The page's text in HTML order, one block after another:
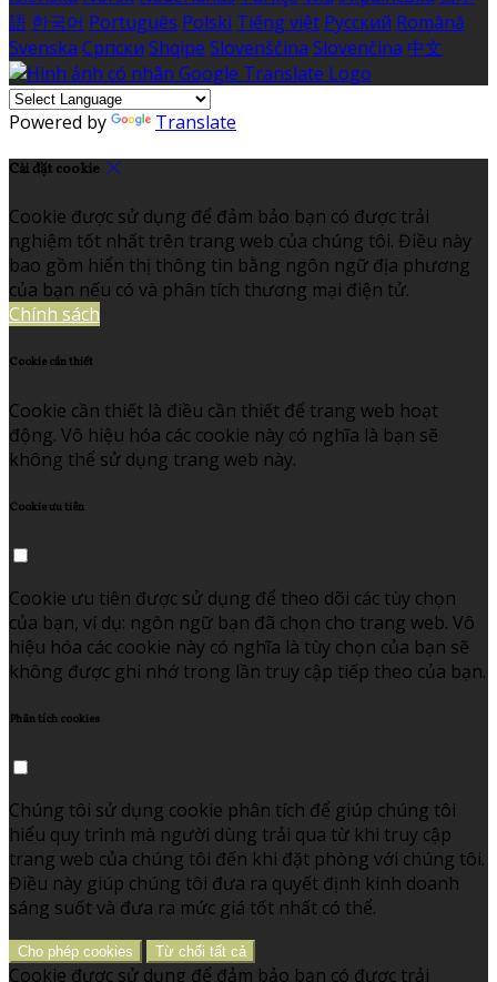
語 한국어 Português Polski Tiếng việt Русский Română
Svenska Српски Shqipe Slovenščina Slovenčina 中文
Powered by Translate
Cài đặt cookie
Cookie được sử dụng để đảm bảo bạn có được trải
nghiệm tốt nhất trên trang web của chúng tôi. Điều này
bao gồm hiển thị thông tin bằng ngôn ngữ địa phương
của bạn nếu có và phân tích thương mại điện tử.
Chính sách
Cookie cần thiết
Cookie cần thiết là điều cần thiết để trang web hoạt
động. Vô hiệu hóa các cookie này có nghĩa là bạn sẽ
không thể sử dụng trang web này.
Cookie ưu tiên
Cookie ưu tiên được sử dụng để theo dõi các tùy chọn
của bạn, ví dụ: ngôn ngữ bạn đã chọn cho trang web. Vô
hiệu hóa các cookie này có nghĩa là tùy chọn của bạn sẽ
không được ghi nhớ trong lần truy cập tiếp theo của bạn.
Phân tích cookies
Chúng tôi sử dụng cookie phân tích để giúp chúng tôi
hiểu quy trình mà người dùng trải qua từ khi truy cập
trang web của chúng tôi đến khi đặt phòng với chúng tôi.
Điều này giúp chúng tôi đưa ra quyết định kinh doanh
sáng suốt và đưa ra mức giá tốt nhất có thể.
Cho phép cookies Từ chối tất cả
Cookie được sử dụng để đảm bảo bạn có được trải